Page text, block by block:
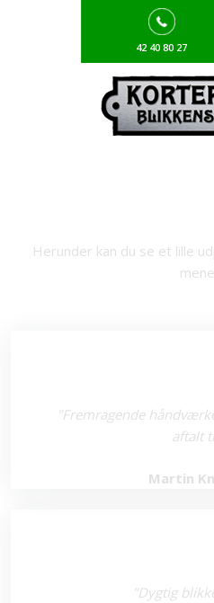
42 40 80 27
Herunder kan du se et lille
"Fremragende
aftalt
Martin
"Dygtig